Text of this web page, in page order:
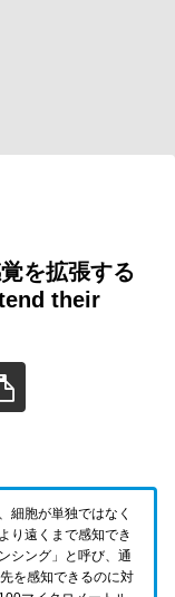
を拡張する
their
細胞が単独ではなく
り遠くまで感知でき
シング」と呼び、通
を感知できるのに対